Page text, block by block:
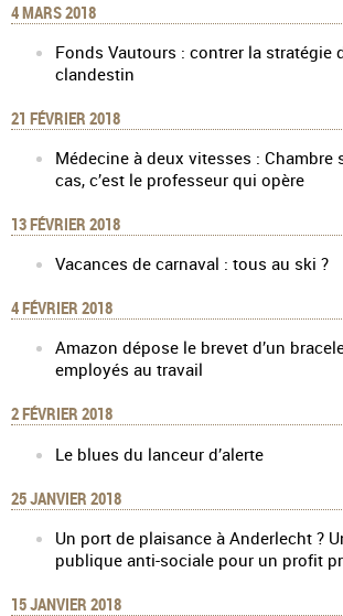
4 MARS 2018
Fonds Vautours : contrer la stratégie
clandestin
21 FÉVRIER 2018
Médecine à deux vitesses : Chambre
cas, c’est le professeur qui opère
13 FÉVRIER 2018
Vacances de carnaval : tous au ski ?
4 FÉVRIER 2018
Amazon dépose le brevet d’un
employés au travail
2 FÉVRIER 2018
Le blues du lanceur d’alerte
25 JANVIER 2018
Un port de plaisance à Anderlecht ?
publique anti-sociale pour un profit
15 JANVIER 2018